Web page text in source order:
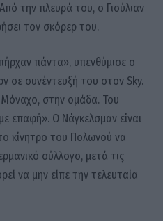
την πλευρά του, ο Γιούλιαν
τον σκόρερ του.
πάντα», υπενθύμισε ο
σε συνέντευξή του στον Sky.
Μόναχο, στην ομάδα. Του
επαφή». Ο Νάγκελσμαν είναι
κίνητρο του Πολωνού να
σύλλογο, μετά τις
να μην είπε την τελευταία